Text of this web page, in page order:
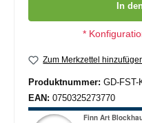
In
*
Zum Merkzettel
Produktnummer: GD-FST-
EAN: 0750325273770